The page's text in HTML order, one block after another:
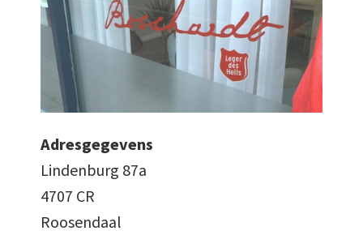
Adresgegevens
Lindenburg 87a
4707 CR
Roosendaal